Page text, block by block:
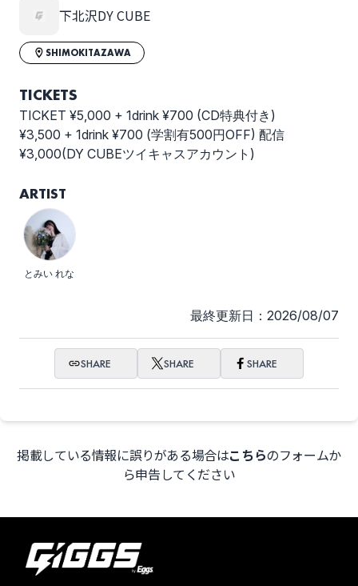
下北沢DY CUBE
SHIMOKITAZAWA
TICKETS
TICKET ¥5,000 + 1drink ¥700 (CD特典付き)
¥3,500 + 1drink ¥700 (学割有500円OFF) 配信
¥3,000(DY CUBEツイキャスアカウント)
ARTIST
とみい れな
最終更新日：2026/08/07
SHARE SHARE SHARE
掲載している情報に誤りがある場合はこちらのフォームか
ら申告してください